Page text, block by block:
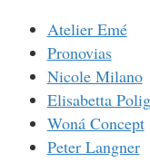
Atelier Emé
Pronovias
Nicole Milano
Elisabetta
Woná Concept
Peter Langner